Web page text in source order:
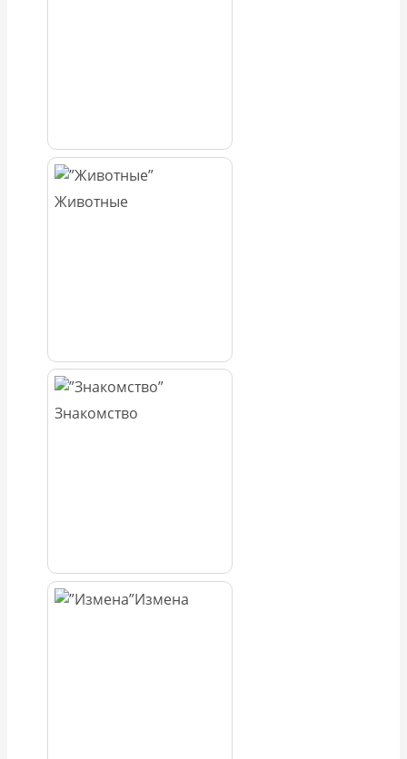
Животные
Знакомство
Измена